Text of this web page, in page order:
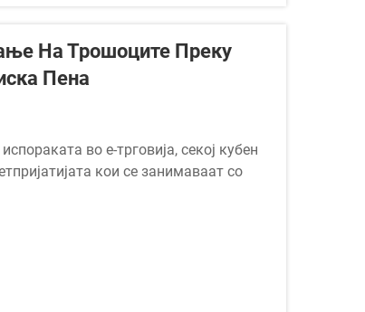
На Трошоците Преку
Пена
во е-трговија, секој кубен
кои се занимаваат со
се соочуваат со особено остар